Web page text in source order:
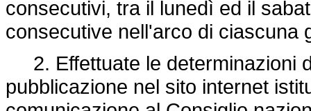
consecutivi, tra il lunedì ed il
consecutive nell'arco di ciascuna
2. Effettuate le determinazioni
pubblicazione nel sito internet